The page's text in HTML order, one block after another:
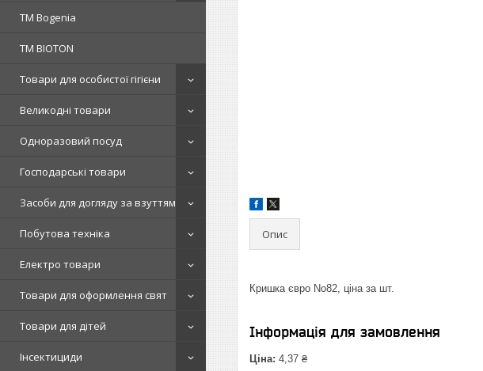
ТМ Bogenia
ТМ BIOTON
Товари для особистої гігієни
Великодні товари
Одноразовий посуд
Господарські товари
Засоби для догляду за взуттям
Побутова техніка
Електро товари
Товари для оформлення свят
Товари для дітей
Інсектициди
Опис
Кришка євро No82, ціна за шт.
Інформація для замовлення
Ціна: 4,37 ₴